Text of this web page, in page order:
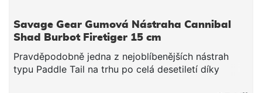
Savage Gear Gumová Nástraha Cannibal
Shad Burbot Firetiger 15 cm
Pravděpodobně jedna z nejoblíbenějších nástrah
typu Paddle Tail na trhu po celá desetiletí díky